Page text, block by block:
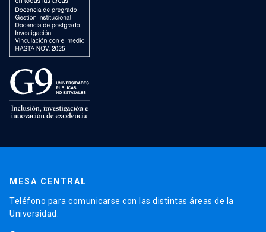
MESA CENTRAL
Teléfono para comunicarse con las distintas áreas de la
Universidad.